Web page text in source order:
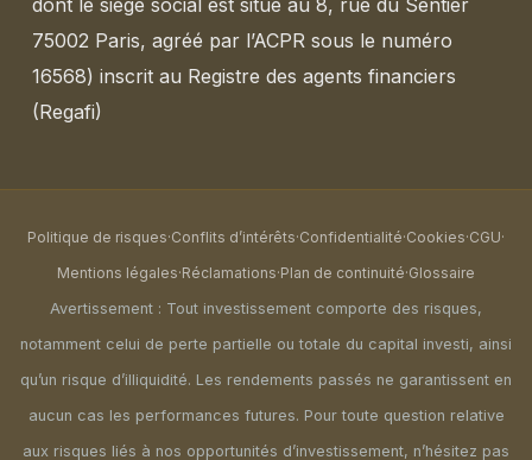
75002 Paris, agréé par l’ACPR sous le numéro
16568) inscrit au Registre des agents financiers
(Regafi)
Politique de risques·Conflits d’intérêts·Confidentialité·Cookies·CGU·
Mentions légales·Réclamations·Plan de continuité·Glossaire
Avertissement : Tout investissement comporte des risques,
notamment celui de perte partielle ou totale du capital investi, ainsi
qu’un risque d’illiquidité. Les rendements passés ne garantissent en
aucun cas les performances futures. Pour toute question relative
aux risques liés à nos opportunités d’investissement, n’hésitez pas